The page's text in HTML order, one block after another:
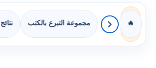
🔥 مجموعة التبرع بالكتب